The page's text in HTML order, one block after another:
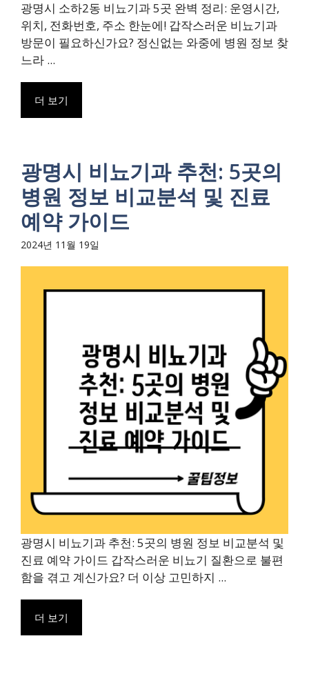
광명시 소하2동 비뇨기과 5곳 완벽 정리: 운영시간,
위치, 전화번호, 주소 한눈에! 갑작스러운 비뇨기과
방문이 필요하신가요? 정신없는 와중에 병원 정보 찾
느라 ...
더 보기
광명시 비뇨기과 추천: 5곳의
병원 정보 비교분석 및 진료
예약 가이드
2024년 11월 19일
광명시 비뇨기과 추천: 5곳의 병원 정보 비교분석 및
진료 예약 가이드 갑작스러운 비뇨기 질환으로 불편
함을 겪고 계신가요? 더 이상 고민하지 ...
더 보기